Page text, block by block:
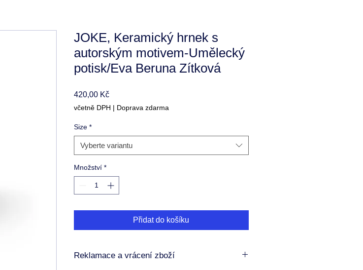
JOKE, Keramický hrnek s
autorským motivem-Umělecký
potisk/Eva Beruna Zítková
420,00 KčCena
včetně DPH | Doprava zdarma
Size *
Vyberte variantu
Množství *
Přidat do košíku
Reklamace a vrácení zboží